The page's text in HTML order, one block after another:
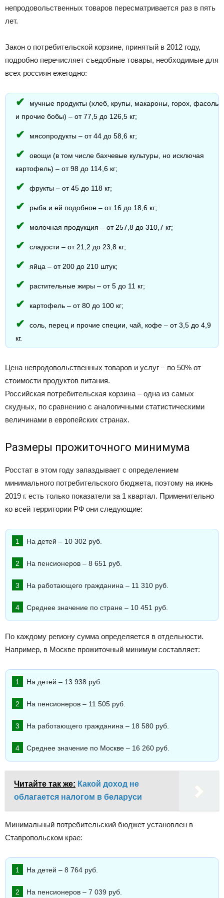
непродовольственных товаров пересматривается раз в пять
лет.
Закон о потребительской корзине, принятый в 2012 году,
подробно перечисляет съедобные товары, необходимые для
всех россиян ежегодно:
мучные продукты (хлеб, крупы, макароны, горох, фасоль
и прочие бобы) – от 77,5 до 126,5 кг;
мясопродукты – от 44 до 58,6 кг;
овощи (в том числе бахчевые культуры, но исключая
картофель) – от 98 до 114,6 кг;
фрукты – от 45 до 118 кг;
рыба и ей подобное – от 16 до 18,6 кг;
молочная продукция – от 257,8 до 310,7 кг;
сладости – от 21,2 до 23,8 кг;
яйца – от 200 до 210 штук;
растительные жиры – от 5 до 11 кг;
картофель – от 80 до 100 кг;
соль, перец и прочие специи, чай, кофе – от 3,5 до 4,9
кг.
Цена непродовольственных товаров и услуг – по 50% от
стоимости продуктов питания.
Российская потребительская корзина – одна из самых
скудных, по сравнению с аналогичными статистическими
величинами в европейских странах.
Размеры прожиточного минимума
Росстат в этом году запаздывает с определением
минимального потребительского бюджета, поэтому на июнь
2019 г. есть только показатели за 1 квартал. Применительно
ко всей территории РФ они следующие:
На детей – 10 302 руб.
На пенсионеров – 8 651 руб.
На работающего гражданина – 11 310 руб.
Среднее значение по стране – 10 451 руб.
По каждому региону сумма определяется в отдельности.
Например, в Москве прожиточный минимум составляет:
На детей – 13 938 руб.
На пенсионеров – 11 505 руб.
На работающего гражданина – 18 580 руб.
Среднее значение по Москве – 16 260 руб.
Читайте так же: Какой доход не
облагается налогом в беларуси
Минимальный потребительский бюджет установлен в
Ставропольском крае:
На детей – 8 764 руб.
На пенсионеров – 7 039 руб.